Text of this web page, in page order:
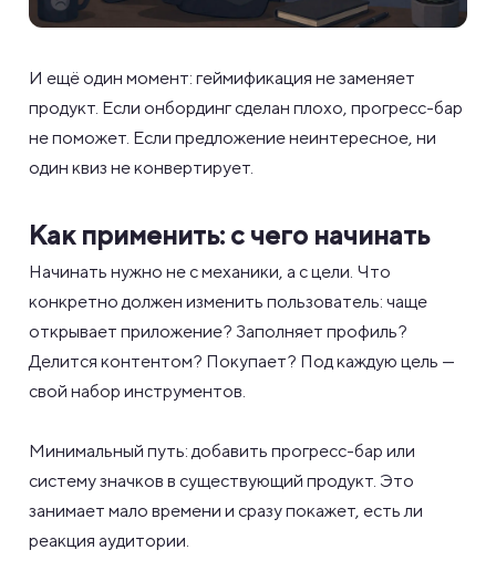
И ещё один момент: геймификация не заменяет
продукт. Если онбординг сделан плохо, прогресс-бар
не поможет. Если предложение неинтересное, ни
один квиз не конвертирует.
Как применить: с чего начинать
Начинать нужно не с механики, а с цели. Что
конкретно должен изменить пользователь: чаще
открывает приложение? Заполняет профиль?
Делится контентом? Покупает? Под каждую цель —
свой набор инструментов.
Минимальный путь: добавить прогресс-бар или
систему значков в существующий продукт. Это
занимает мало времени и сразу покажет, есть ли
реакция аудитории.